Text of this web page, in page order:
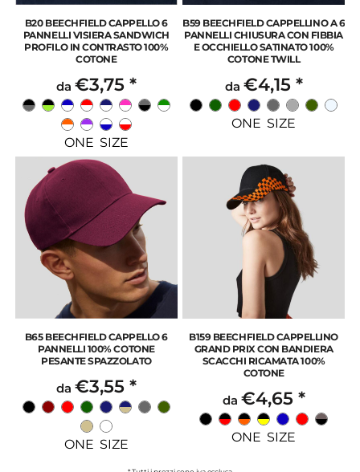
B20 BEECHFIELD CAPPELLO 6
PANNELLI VISIERA SANDWICH
PROFILO IN CONTRASTO 100%
COTONE
da €3,75 *
ONE SIZE
B59 BEECHFIELD CAPPELLINO A 6
PANNELLI CHIUSURA CON FIBBIA
E OCCHIELLO SATINATO 100%
COTONE TWILL
da €4,15 *
ONE SIZE
B65 BEECHFIELD CAPPELLO 6
PANNELLI 100% COTONE
PESANTE SPAZZOLATO
da €3,55 *
ONE SIZE
B159 BEECHFIELD CAPPELLINO
GRAND PRIX CON BANDIERA
SCACCHI RICAMATA 100%
COTONE
da €4,65 *
ONE SIZE